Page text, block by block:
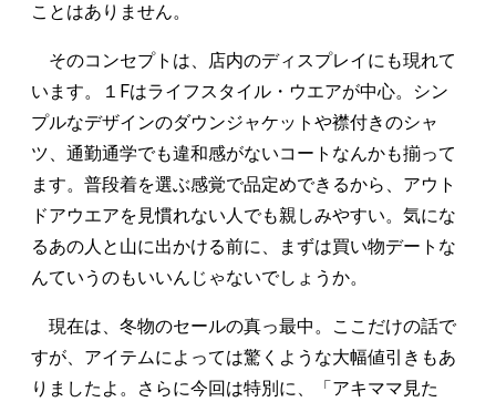
ことはありません。
そのコンセプトは、店内のディスプレイにも現れて
います。１Fはライフスタイル・ウエアが中心。シン
プルなデザインのダウンジャケットや襟付きのシャ
ツ、通勤通学でも違和感がないコートなんかも揃って
ます。普段着を選ぶ感覚で品定めできるから、アウト
ドアウエアを見慣れない人でも親しみやすい。気にな
るあの人と山に出かける前に、まずは買い物デートな
んていうのもいいんじゃないでしょうか。
現在は、冬物のセールの真っ最中。ここだけの話で
すが、アイテムによっては驚くような大幅値引きもあ
りましたよ。さらに今回は特別に、「アキママ見た